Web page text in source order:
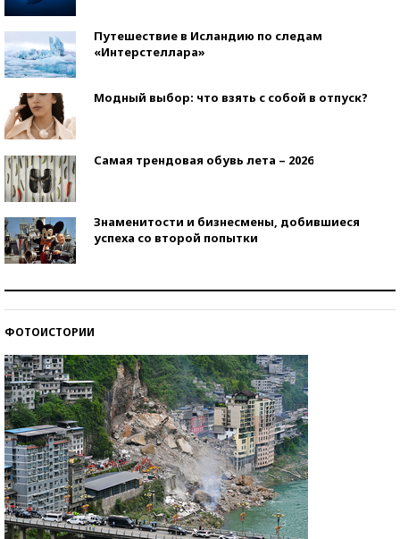
Путешествие в Исландию по следам
«Интерстеллара»
Модный выбор: что взять с собой в отпуск?
Самая трендовая обувь лета – 2026
Знаменитости и бизнесмены, добившиеся
успеха со второй попытки
ФОТОИСТОРИИ